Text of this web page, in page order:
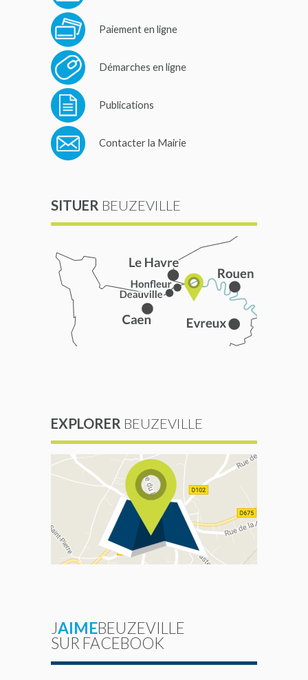
Paiement en ligne
Démarches en ligne
Publications
Contacter la Mairie
SITUER BEUZEVILLE
EXPLORER BEUZEVILLE
JAIMEBEUZEVILLE
SUR FACEBOOK